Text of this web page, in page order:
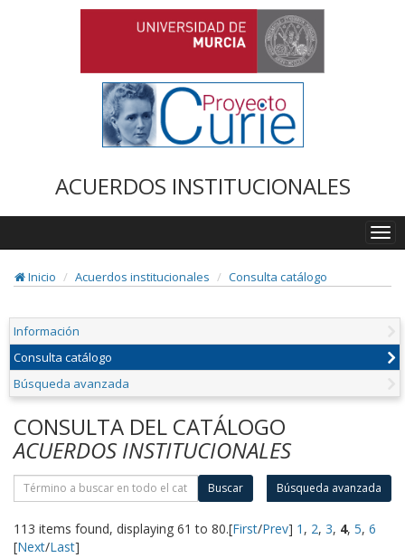
ACUERDOS INSTITUCIONALES
Inicio
Acuerdos institucionales Consulta catálogo
Información
Consulta catálogo
Búsqueda avanzada
CONSULTA DEL CATÁLOGO
ACUERDOS INSTITUCIONALES
Buscar Búsqueda avanzada
113 items found, displaying 61 to 80.[First/Prev] 1 , 2, 3, 4, 5, 6
[Next/Last]